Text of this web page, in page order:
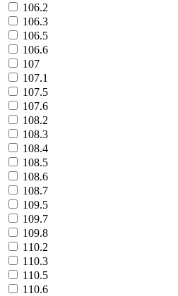
106.2
106.3
106.5
106.6
107
107.1
107.5
107.6
108.2
108.3
108.4
108.5
108.6
108.7
109.5
109.7
109.8
110.2
110.3
110.5
110.6